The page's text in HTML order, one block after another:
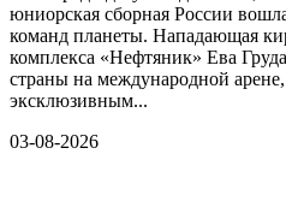
юниорская сборная России
команд планеты. Нападающая
комплекса «Нефтяник» Ева
страны на международной
эксклюзивным...
03-08-2026